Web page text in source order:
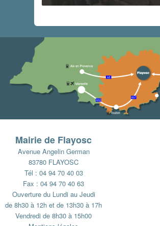
Mairie de Flayosc
Avenue Angelin German
83780 FLAYOSC
Tél : 04 94 70 40 03
Fax : 04 94 70 40 63
Ouverture du Lundi au Jeudi
de 8h30 à 12h et de 13h30 à 17h
Vendredi de 8h30 à 15h00